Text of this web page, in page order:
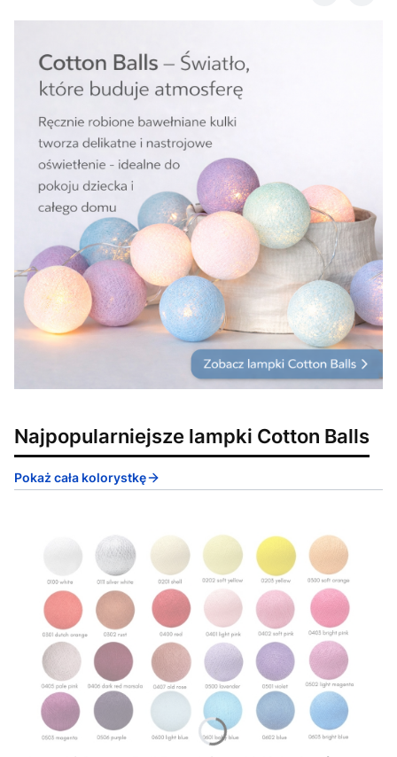
Najpopularniejsze lampki Cotton Balls
Pokaż cała kolorystkę